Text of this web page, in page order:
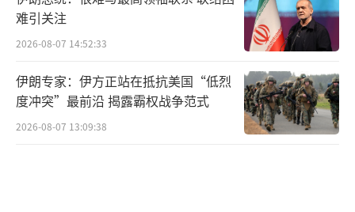
难引关注
2026-08-07 14:52:33
伊朗专家：伊方正站在抵抗美国“低烈
度冲突”最前沿 揭露霸权战争范式
2026-08-07 13:09:38